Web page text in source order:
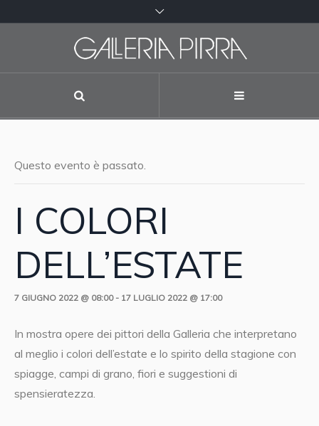
Questo evento è passato.
I COLORI
DELL’ESTATE
7 GIUGNO 2022 @ 08:00- 17 LUGLIO 2022 @ 17:00
In mostra opere dei pittori della Galleria che interpretano
al meglio i colori dell’estate e lo spirito della stagione con
spiagge, campi di grano, fiori e suggestioni di
spensieratezza.